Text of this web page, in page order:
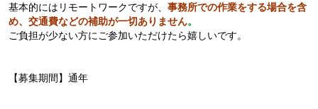
基本的にはリモートワークですが、 事務所での作業をする場合を含
め、交通費などの補助が一切ありません。
ご負担が少ない方にご参加いただけたら嬉しいです。
【募集期間】通年